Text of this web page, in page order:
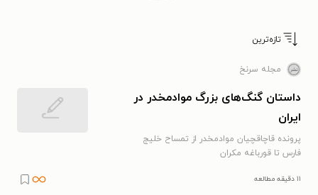
تازه‌ترین
مجله سرنخ
داستان گنگ‌های بزرگ موادمخدر در
ایران
پرونده قاچاقچیان موادمخدر از تمساح خلیج
فارس تا قورباغه مکران
۱۱ دقیقه مطالعه